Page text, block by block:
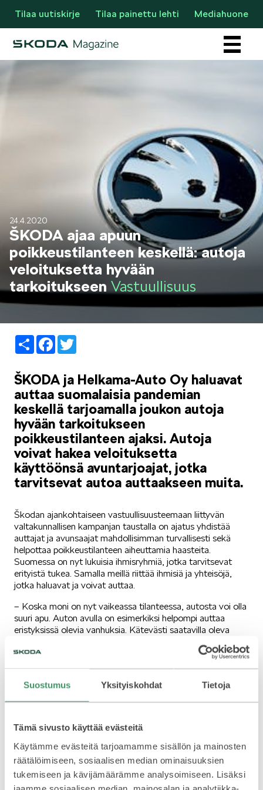
Suostumus Yksityiskohdat Tietoja
Tämä sivusto käyttää evästeitä
Käytämme evästeitä tarjoamamme sisällön ja mainosten
räätälöimiseen, sosiaalisen median ominaisuuksien
tukemiseen ja kävijämäärämme analysoimiseen. Lisäksi
Tilaa uutiskirje Tilaa painettu lehti Mediahuone
AJANKOHTAISTA & UUTTA
LIFESTYLE
SIMPLY CLEVER
SÄHKÖAUTOILU
KAASUAUTOT
24.4.2020
ŠKODA ajaa apuun
poikkeustilanteen keskellä: autoja
veloituksetta hyvään
tarkoitukseen Vastuullisuus
ShareFacebook
ŠKODA ja Helkama-Auto Oy haluavat
auttaa suomalaisia pandemian
keskellä tarjoamalla joukon autoja
hyvään tarkoitukseen
poikkeustilanteen ajaksi. Autoja
voivat hakea veloituksetta
käyttöönsä avuntarjoajat, jotka
tarvitsevat autoa auttaakseen muita.
Škodan ajankohtaiseen vastuullisuusteemaan liittyvän
valtakunnallisen kampanjan taustalla on ajatus yhdistää
auttajat ja avunsaajat mahdollisimman turvallisesti sekä
helpottaa poikkeustilanteen aiheuttamia haasteita.
Suomessa on nyt lukuisia ihmisryhmiä, jotka tarvitsevat
erityistä tukea. Samalla meillä riittää ihmisiä ja yhteisöjä,
jotka haluavat ja voivat auttaa.
– Koska moni on nyt vaikeassa tilanteessa, autosta voi olla
suuri apu. Auton avulla on esimerkiksi helpompi auttaa
eristyksissä olevia vanhuksia. Kätevästi saatavilla oleva
kotiovelle asti, Škodaa maahantuovan Helkama-Auton
Škoda tarvitsee autoa hakevalta taholta selkeät perustelut
saapumisjärjestyksessä. Hakijan tarvitsee maksaa auton
lainasta vain polttoainekulut.
Helsingissä ollaan jo liikkeellä